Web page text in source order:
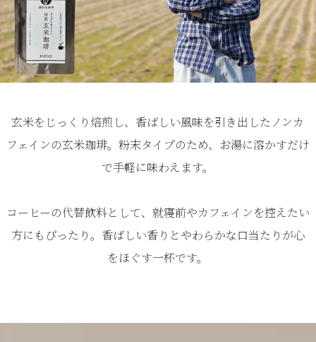
玄米をじっくり焙煎し、香ばしい風味を引き出したノンカ
フェインの玄米珈琲。粉末タイプのため、お湯に溶かすだけ
で手軽に味わえます。
コーヒーの代替飲料として、就寝前やカフェインを控えたい
方にもぴったり。香ばしい香りとやわらかな口当たりが心
をほぐす一杯です。